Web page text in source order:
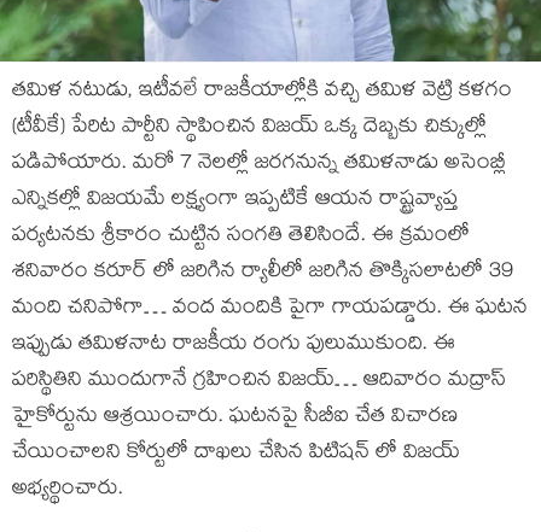
తమిళ నటుడు, ఇటీవలే రాజకీయాల్లోకి వచ్చి తమిళ వెట్రి కళగం
(టీవీకే) పేరిట పార్టీని స్థాపించిన విజయ్ ఒక్క దెబ్బకు చిక్కుల్లో
పడిపోయారు. మరో 7 నెలల్లో జరగనున్న తమిళనాడు అసెంబ్లీ
ఎన్నికల్లో విజయమే లక్ష్యంగా ఇప్పటికే ఆయన రాష్ట్రవ్యాప్త
పర్యటనకు శ్రీకారం చుట్టిన సంగతి తెలిసిందే. ఈ క్రమంలో
శనివారం కరూర్ లో జరిగిన ర్యాలీలో జరిగిన తొక్కిసలాటలో 39
మంది చనిపోగా… వంద మందికి పైగా గాయపడ్డారు. ఈ ఘటన
ఇప్పుడు తమిళనాట రాజకీయ రంగు పులుముకుంది. ఈ
పరిస్థితిని ముందుగానే గ్రహించిన విజయ్… ఆదివారం మద్రాస్
హైకోర్టును ఆశ్రయించారు. ఘటనపై సీబీఐ చేత విచారణ
చేయించాలని కోర్టులో దాఖలు చేసిన పిటిషన్ లో విజయ్
అభ్యర్థించారు.